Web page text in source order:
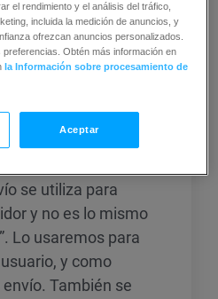
un
se utiliza para
y no es lo mismo
Lo usaremos para
y como
También se
el rendimiento y el análisis del tráfico,
incluida la medición de anuncios, y
ofrezcan anuncios personalizados.
Obtén más información en
la Información sobre procesamiento de
Aceptar